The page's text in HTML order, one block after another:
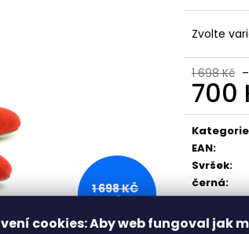
cookies: Aby web fungoval jak
Zvolte
1 698 Kč
700
Měrná
cena:
Kategorie
EAN:
Svršek:
černá:
1 698 KČ
–58 %
PÁNSKÉ POLOBOTKY BUGATTI 311-A311U-
6300
2 398 Kč